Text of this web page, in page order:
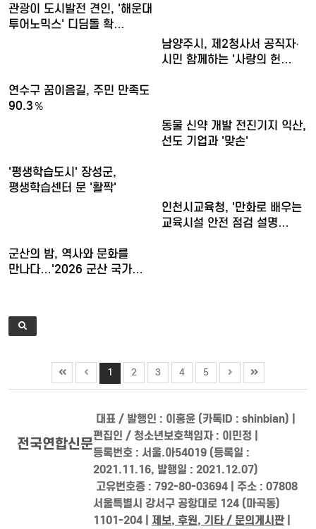
관광이 도시발전 견인, '해운대
투어노믹스' 디딤돌 확…
남양주시, 제2청사서 공직자·
시민 함께하는 '사랑의 헌…
연수구 꿈이음길, 주민 만족도
90.3％
동물 신약 개발 전진기지 익산,
선도 기업과 '맞손'
'평생학습도시' 장성군,
평생학습센터 문 '활짝'
인천시교육청, '만화로 배우는
교육시설 안전 점검 설명…
군산의 밤, 역사와 문화를
만나다…'2026 군산 국가…
1 2 3 4 5
전국연합신문
대표 / 발행인 : 이홍윤 (카톡ID : shinbian) |
편집인 / 청소년보호책임자 : 이민정 |
등록번호 : 서울.아54019 (등록일 :
2021.11.16, 발행일 : 2021.12.07)
고유번호증 : 792-80-03694 | 주소 : 07808
서울특별시 강서구 공항대로 124 (마곡동)
1101-204 | 제보, 후원, 기타 / 문의게시판|